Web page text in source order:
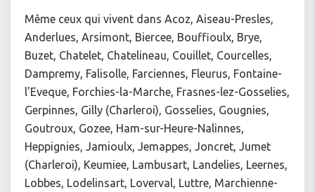
Même ceux qui vivent dans Acoz, Aiseau-Presles,
Anderlues, Arsimont, Biercee, Bouffioulx, Brye,
Buzet, Chatelet, Chatelineau, Couillet, Courcelles,
Dampremy, Falisolle, Farciennes, Fleurus, Fontaine-
l'Eveque, Forchies-la-Marche, Frasnes-lez-Gosselies,
Gerpinnes, Gilly (Charleroi), Gosselies, Gougnies,
Goutroux, Gozee, Ham-sur-Heure-Nalinnes,
Heppignies, Jamioulx, Jemappes, Joncret, Jumet
(Charleroi), Keumiee, Lambusart, Landelies, Leernes,
Lobbes, Lodelinsart, Loverval, Luttre, Marchienne-